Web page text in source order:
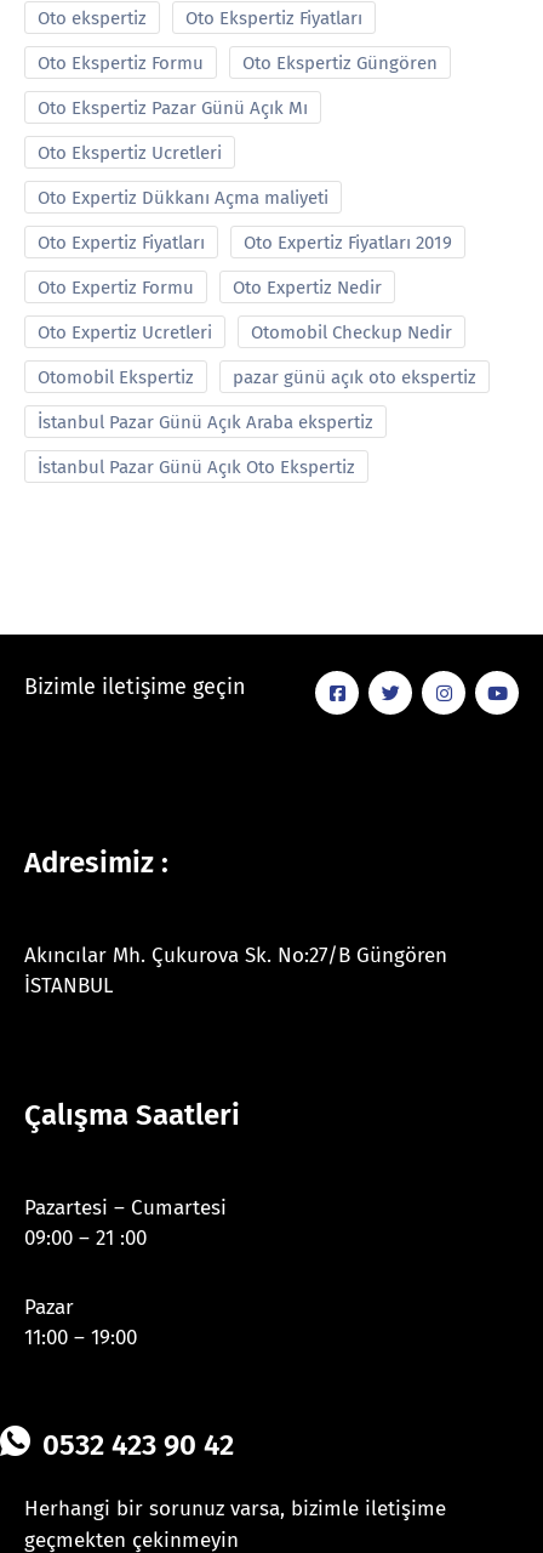
Oto ekspertiz Oto Ekspertiz Fiyatları
Oto Ekspertiz Formu Oto Ekspertiz Güngören
Oto Ekspertiz Pazar Günü Açık Mı
Oto Ekspertiz Ucretleri
Oto Expertiz Dükkanı Açma maliyeti
Oto Expertiz Fiyatları Oto Expertiz Fiyatları 2019
Oto Expertiz Formu Oto Expertiz Nedir
Oto Expertiz Ucretleri Otomobil Checkup Nedir
Otomobil Ekspertiz pazar günü açık oto ekspertiz
İstanbul Pazar Günü Açık Araba ekspertiz
İstanbul Pazar Günü Açık Oto Ekspertiz
Bizimle iletişime geçin
Adresimiz :
Akıncılar Mh. Çukurova Sk. No:27/B Güngören
İSTANBUL
Çalışma Saatleri
Pazartesi – Cumartesi
09:00 – 21 :00
Pazar
11:00 – 19:00
0532 423 90 42
Herhangi bir sorunuz varsa, bizimle iletişime
geçmekten çekinmeyin